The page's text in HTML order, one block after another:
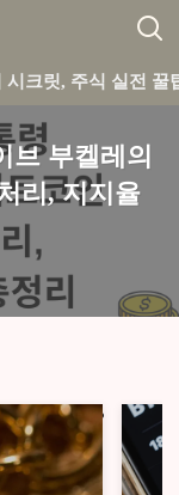
실전 꿀팁까지 큐레
브 부켈레의
리, 지지율